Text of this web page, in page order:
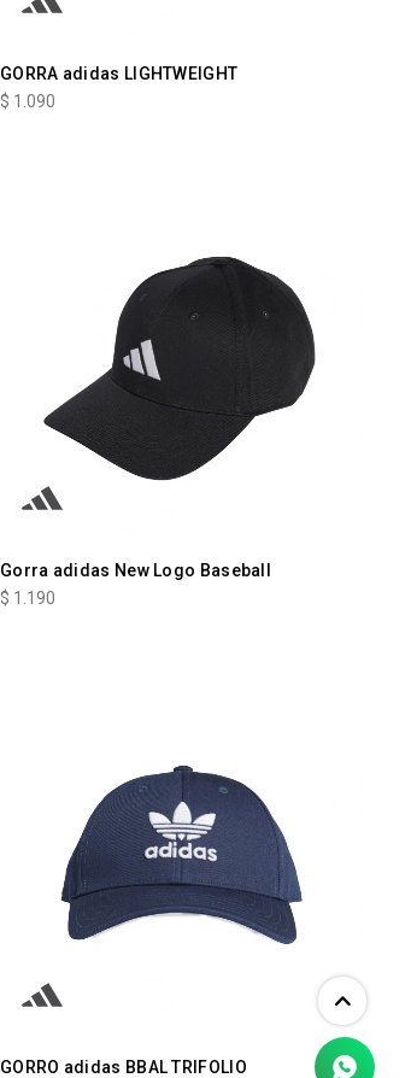
GORRA adidas LIGHTWEIGHT
$ 1.090
Gorra adidas New Logo Baseball
$ 1.190
GORRO adidas BBAL TRIFOLIO